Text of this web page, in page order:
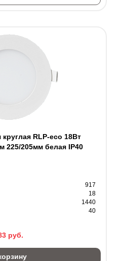
RLP-eco 18Вт
225/205мм белая IP40
917
18
1440
40
руб.